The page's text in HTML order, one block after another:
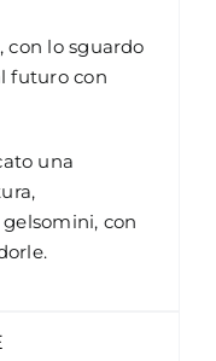
con lo sguardo
futuro con
una
con